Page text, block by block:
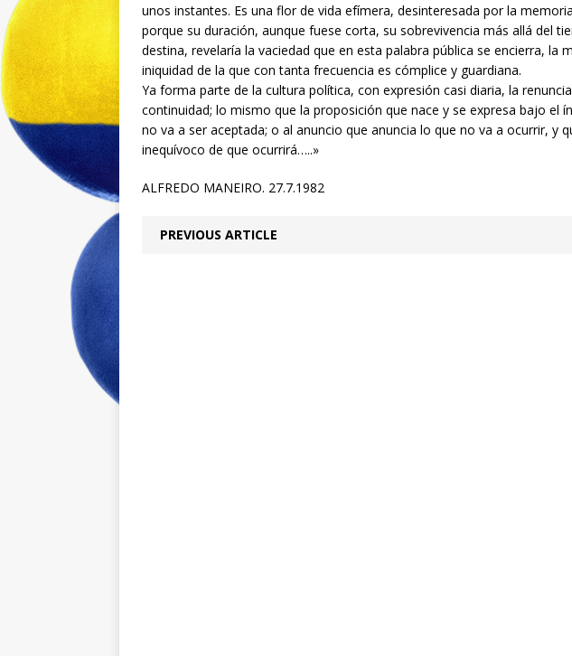
unos instantes. Es una flor de vida efímera, desinteresada por la
porque su duración, aunque fuese corta, su sobrevivencia más allá del
destina, revelaría la vaciedad que en esta palabra pública se encierra, la
iniquidad de la que con tanta frecuencia es cómplice y guardiana.
Ya forma parte de la cultura política, con expresión casi diaria, la
continuidad; lo mismo que la proposición que nace y se expresa bajo el
no va a ser aceptada; o al anuncio que anuncia lo que no va a ocurrir, y
inequívoco de que ocurrirá…..»
ALFREDO MANEIRO. 27.7.1982
PREVIOUS ARTICLE